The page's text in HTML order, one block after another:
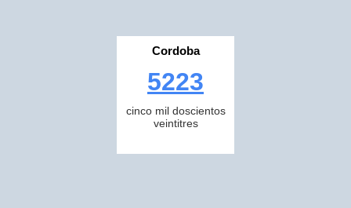
Cordoba
5223
cinco mil doscientos
veintitres